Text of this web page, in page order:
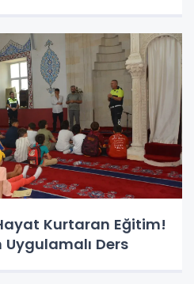
Kurtaran Eğitim!
Ders